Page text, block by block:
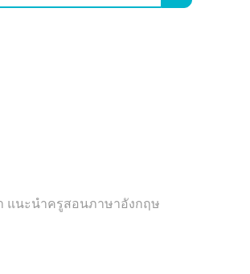
แนะนำครูสอนภาษาอังกฤษ